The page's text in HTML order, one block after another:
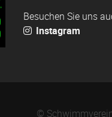
Besuchen Sie uns
Instagram
©